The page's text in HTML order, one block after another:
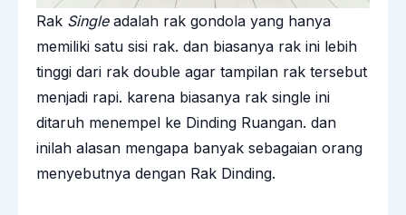
Rak Singleadalah rak gondola yang hanya
memiliki satu sisi rak. dan biasanya rak ini lebih
tinggi dari rak double agar tampilan rak tersebut
menjadi rapi. karena biasanya rak single ini
ditaruh menempel ke Dinding Ruangan. dan
inilah alasan mengapa banyak sebagaian orang
menyebutnya dengan Rak Dinding.